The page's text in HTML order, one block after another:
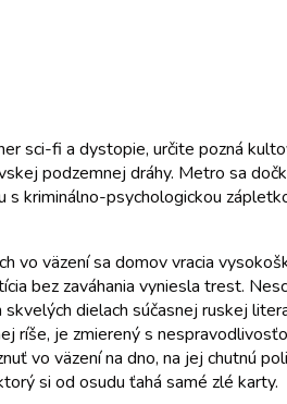
sci-fi a dystopie, určite pozná
podzemnej dráhy. Metro sa
kriminálno-psychologickou
vo väzení sa domov vracia
bez zaváhania vyniesla trest.
dielach súčasnej ruskej
ríše, je zmierený s
vo väzení na dno, na jej chutnú
si od osudu ťahá samé zlé karty.